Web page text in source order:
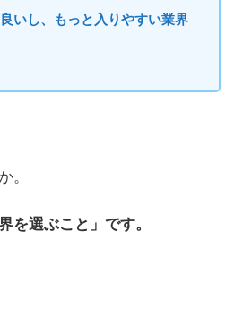
いし、もっと入りやすい業界
。
を選ぶこと」です。